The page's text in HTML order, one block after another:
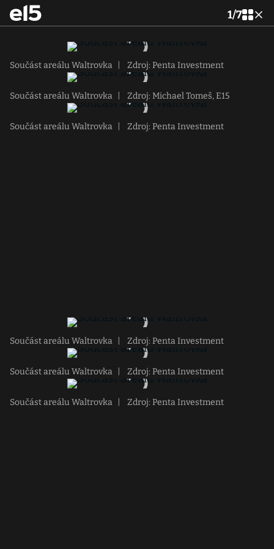
1/7
Součást areálu Waltrovka Zdroj: Penta Investment
Součást areálu Waltrovka Zdroj: Michael Tomeš, E15
Součást areálu Waltrovka Zdroj: Penta Investment
Součást areálu Waltrovka Zdroj: Penta Investment
Součást areálu Waltrovka Zdroj: Penta Investment
Součást areálu Waltrovka Zdroj: Penta Investment